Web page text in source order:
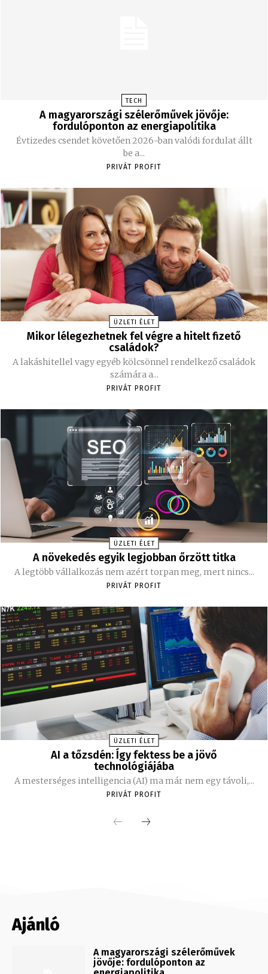
TECH
A magyarországi szélerőművek jövője:
fordulóponton az energiapolitika
Évtizedes csendet követően 2026-ban valódi fordulat állt
be a...
PRIVÁT PROFIT
ÜZLETI ÉLET
Mikor lélegezhetnek fel végre a hitelt fizető
családok?
A lakáshitellel vagy egyéb kölcsönnel rendelkező családok
számára a...
PRIVÁT PROFIT
ÜZLETI ÉLET
A növekedés egyik legjobban őrzött titka
A legtöbb vállalkozás nem azért torpan meg, mert nincs...
PRIVÁT PROFIT
ÜZLETI ÉLET
AI a tőzsdén: Így fektess be a jövő
technológiájába
A mesterséges intelligencia (AI) ma már nem egy távoli,...
PRIVÁT PROFIT
Ajánló
A magyarországi szélerőművek
jövője: fordulóponton az